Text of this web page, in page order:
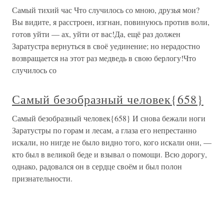
Самый тихий час Что случилось со мною, друзья мои?
Вы видите, я расстроен, изгнан, повинуюсь против воли,
готов уйти — ах, уйти от вас!Да, ещё раз должен
Заратустра вернуться в своё уединение; но нерадостно
возвращается на этот раз медведь в свою берлогу!Что
случилось со
Самый безобразный человек{658}
Самый безобразный человек{658} И снова бежали ноги
Заратустры по горам и лесам, а глаза его непрестанно
искали, но нигде не было видно того, кого искали они, —
кто был в великой беде и взывал о помощи. Всю дорогу,
однако, радовался он в сердце своём и был полон
признательности.